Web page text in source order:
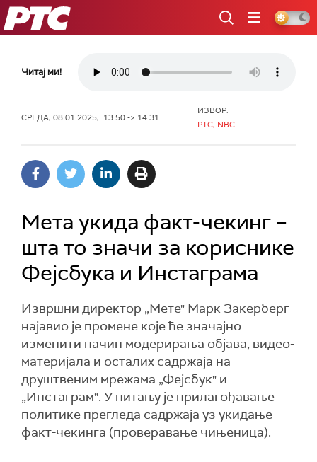
РТС
Читај ми!
СРЕДА, 08.01.2025, 13:50 -> 14:31
ИЗВОР:
РТС, NBC
Мета укида факт-чекинг –
шта то значи за кориснике
Фејсбука и Инстаграма
Извршни директор „Мете" Марк Закерберг
најавио је промене које ће значајно
изменити начин модерирања објава, видео-
материјала и осталих садржаја на
друштвеним мрежама „Фејсбук" и
„Инстаграм". У питању је прилагођавање
политике прегледа садржаја уз укидање
фaкт-чекинга (проверавање чињеница).